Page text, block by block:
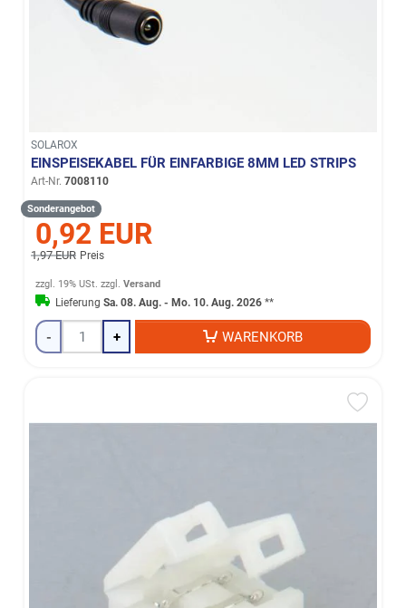
SOLAROX
EINSPEISEKABEL FÜR EINFARBIGE 8MM LED STRIPS
Art-Nr. 7008110
Sonderangebot
0,92 EUR
1,97 EUR Preis
zzgl. 19% USt. zzgl.Versand
LieferungSa. 08. Aug. - Mo. 10. Aug. 2026 **
- + WARENKORB